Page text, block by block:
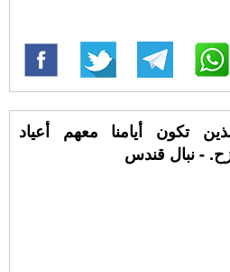
تكون أيامنا معهم أعياد
- نبال قندس